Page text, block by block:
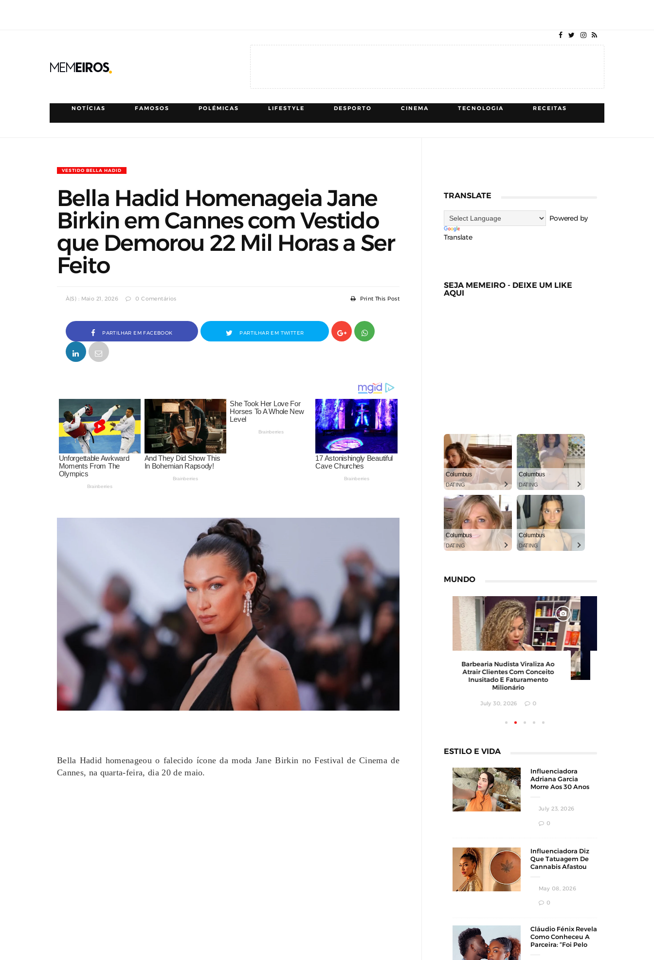
NOTÍCIAS FAMOSOS POLÉMICAS LIFESTYLE DESPORTO CINEMA TECNOLOGIA RECEITAS
VESTIDO BELLA HADID
Bella Hadid Homenageia Jane
Birkin em Cannes com Vestido
que Demorou 22 Mil Horas a Ser
Feito
À(s) : Maio 21, 2026 0 Comentários Print This Post
PARTILHAR EM FACEBOOK PARTILHAR EM TWITTER
Bella Hadid homenageou o falecido ícone da moda Jane Birkin no Festival de Cinema de
Cannes, na quarta-feira, dia 20 de maio.
TRANSLATE
Powered by
Translate
SEJA MEMEIRO - DEIXE UM LIKE
AQUI
Columbus
DATING
Columbus
DATING
Columbus
DATING
Columbus
DATING
MUNDO
Barbearia Nudista Viraliza Ao
Atrair Clientes Com Conceito
Inusitado E Faturamento
Milionário
July 30, 2026
US$ 100 Milhões Da Fortuna De
Jeffrey Epstein, Apontam
Documentos Dos EUA
Calor Extremo Na Coreia Do Sul
Faz 16 Mortes Com Temperaturas
Próximas Dos 42ºC
Polícia Investiga Morte De
Modelo Encontrada Em Mala
Após Viagem Pela Europa
August 04, 2026
ESTILO E VIDA
Influenciadora
Adriana Garcia
Morre Aos 30 Anos
Estético
July 23, 2026
0
Influenciadora Diz
Que Tatuagem De
Cannabis Afastou
May 08, 2026
0
Cláudio Fénix Revela
Como Conheceu A
Parceira: “Foi Pelo